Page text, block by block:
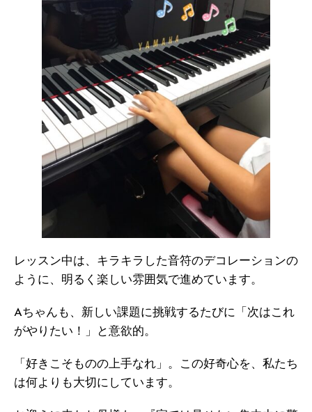
レッスン中は、キラキラした音符のデコレーションの
ように、明るく楽しい雰囲気で進めています。
Aちゃんも、新しい課題に挑戦するたびに「次はこれ
がやりたい！」と意欲的。
「好きこそものの上手なれ」。この好奇心を、私たち
は何よりも大切にしています。